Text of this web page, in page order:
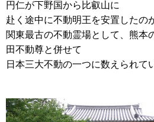
円仁が下野国から比叡山に
赴く途中に不動明王を安置したの
関東最古の不動霊場として、熊本
田不動尊と併せて
日本三大不動の一つに数えられて